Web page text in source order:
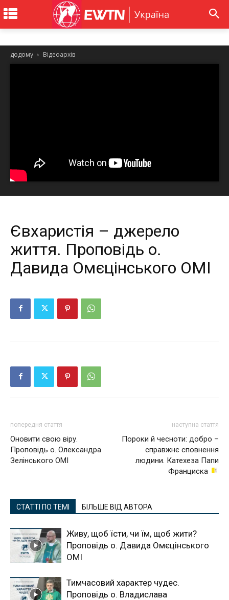
додому Відеоархів
Євхаристія – джерело
життя. Проповідь о.
Давида Омєцінського ОМІ
попередня стаття
Оновити свою віру.
Проповідь о. Олександра
Зелінського ОМІ
наступна стаття
Пороки й чесноти: добро –
справжнє сповнення
людини. Катехеза Папи
Франциска
СТАТТІ ПО ТЕМІ БІЛЬШЕ ВІД АВТОРА
Живу, щоб їсти, чи їм, щоб жити?
Проповідь о. Давида Омєцінського
ОМІ
Тимчасовий характер чудес.
Проповідь о. Владислава